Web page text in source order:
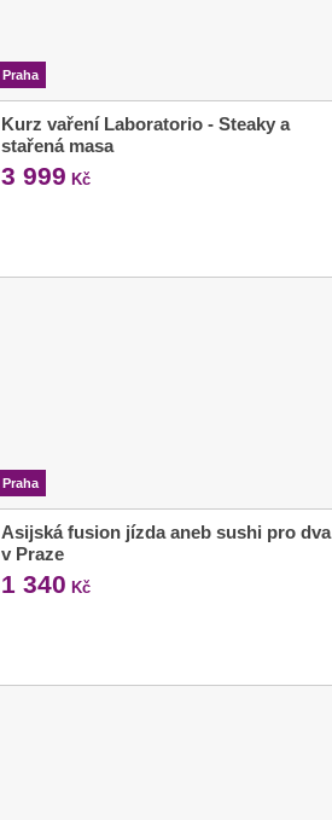
Praha
Kurz vaření Laboratorio - Steaky a
stařená masa
3 999 Kč
Praha
Asijská fusion jízda aneb sushi pro dva
v Praze
1 340 Kč